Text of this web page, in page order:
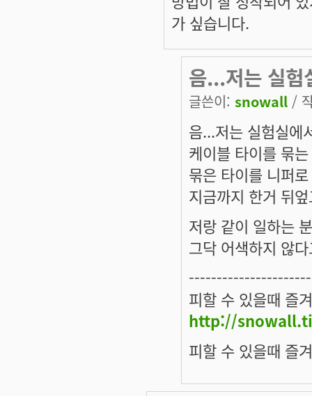
가 싶습니다.
음...저는 실험
글쓴이: snowall /
음...저는 실험실에
케이블 타이를 묶
묶은 타이를 니퍼
지금까지 한거 뒤
저랑 같이 일하는
그닥 어색하지 않
피할 수 있을때 즐
http://
피할 수 있을때 즐